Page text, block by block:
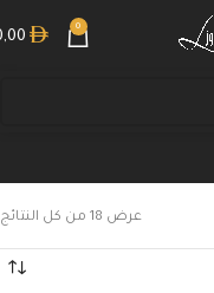
0
عرض ⁦18⁩ من كل النتائج